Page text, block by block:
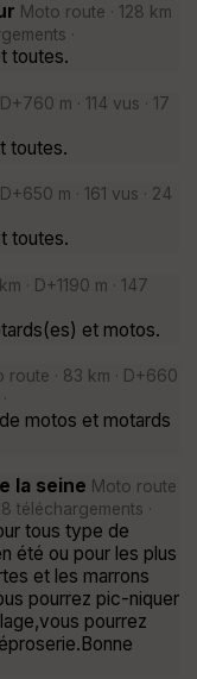
Moto route · 128 km
·
toutes.
m · 114 vus · 17
toutes.
m · 161 vus · 24
toutes.
· D+1190 m · 147
et motos.
route · 83 km · D+660
motos et motards
la seine Moto route
téléchargements ·
tous type de
été ou pour les plus
et les marrons
pourrez pic-niquer
pourrez